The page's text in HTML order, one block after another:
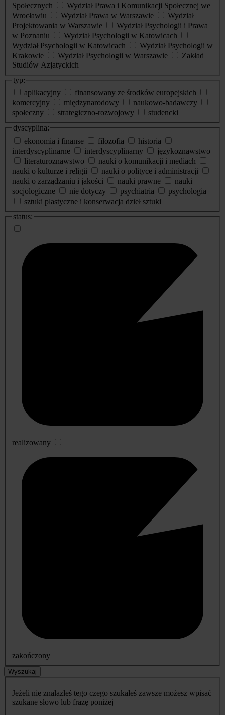
Społecznych
Wydział Prawa i Komunikacji Społecznej we
Wrocławiu
Wydział Prawa w Warszawie
Wydział
Projektowania w Warszawie
Wydział Psychologii i Prawa
w Poznaniu
Wydział Psychologii w Katowicach
Wydział Psychologii w Katowicach
Wydział Psychologii w
Krakowie
Wydział Psychologii w Warszawie
Zakład
Studiów Azjatyckich
typ:
aplikacyjny
finansowany ze środków europejskich
komercyjny
międzynarodowy
naukowo-badawczy
społeczny
strategiczno-rozwojowy
studencki
dyscyplina:
ekonomia i finanse
filozofia
historia
interdyscyplinarne
interdyscyplinarny
językoznawstwo
literaturoznawstwo
nauki o komunikacji i mediach
nauki o kulturze i religii
nauki o polityce i administracji
nauki o zarządzaniu i jakości
nauki prawne
nauki
socjologiczne
nie dotyczy psychiatria
psychologia
sztuki plastyczne i konserwacja dzieł sztuki
status:
realizowany
zakończony
Wyszukaj
Jeżeli nie znalazłeś tego czego szukałeś zawsze możesz wpisać
szukane słowo lub frazę poniżej